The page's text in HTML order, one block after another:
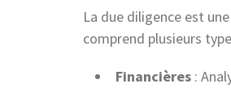
La due diligence est
comprend plusieurs
Financières :